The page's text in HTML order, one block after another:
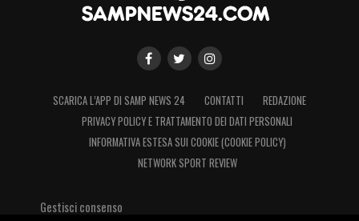
SCARICA L’APP DI SAMP NEWS 24 CONTATTI
REDAZIONE
PRIVACY POLICY E TRATTAMENTO DEI DATI PERSONALI
INFORMATIVA ESTESA SUI COOKIE (COOKIE POLICY)
NETWORK SPORT REVIEW
Gestisci consenso